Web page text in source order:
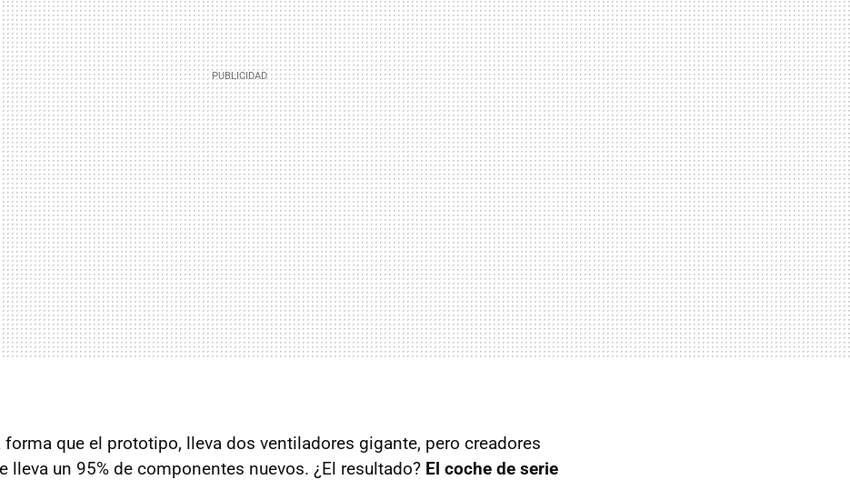
forma que el prototipo, lleva dos ventiladores gigante, pero creadores
lleva un 95% de componentes nuevos. ¿El resultado? El coche de serie